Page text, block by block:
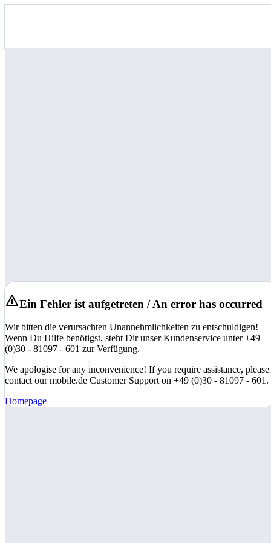
Ein Fehler ist aufgetreten / An error has occurred
Wir bitten die verursachten Unannehmlichkeiten zu entschuldigen!
Wenn Du Hilfe benötigst, steht Dir unser Kundenservice unter +49
(0)30 - 81097 - 601 zur Verfügung.
We apologise for any inconvenience! If you require assistance, please
contact our mobile.de Customer Support on +49 (0)30 - 81097 - 601.
Homepage